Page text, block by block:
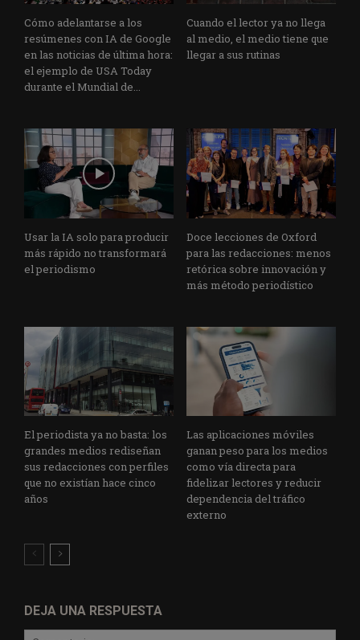
Cómo adelantarse a los
resúmenes con IA de Google
en las noticias de última hora:
el ejemplo de USA Today
durante el Mundial de...
Cuando el lector ya no llega
al medio, el medio tiene que
llegar a sus rutinas
Usar la IA solo para producir
más rápido no transformará
el periodismo
Doce lecciones de Oxford
para las redacciones: menos
retórica sobre innovación y
más método periodístico
El periodista ya no basta: los
grandes medios rediseñan
sus redacciones con perfiles
que no existían hace cinco
años
Las aplicaciones móviles
ganan peso para los medios
como vía directa para
fidelizar lectores y reducir
dependencia del tráfico
externo
DEJA UNA RESPUESTA